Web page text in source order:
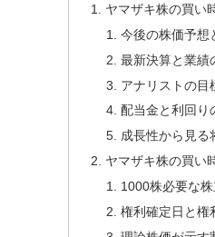
ヤマザキ株の買い
今後の株価予想
最新決算と業績
アナリストの目
配当金と利回り
成長性から見る
ヤマザキ株の買い
1000株必要な
権利確定日と権